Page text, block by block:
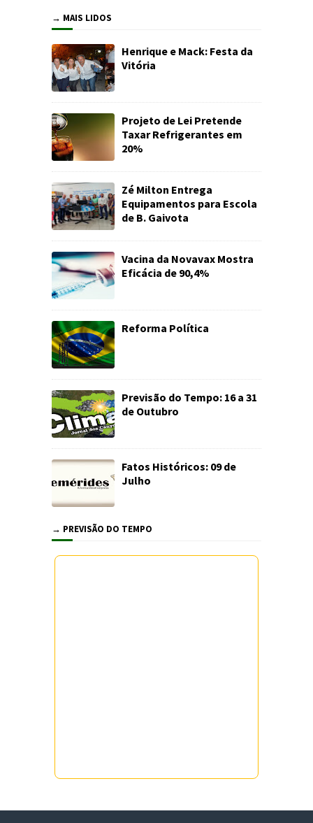
→ MAIS LIDOS
Henrique e Mack: Festa da
Vitória
Projeto de Lei Pretende
Taxar Refrigerantes em
20%
Zé Milton Entrega
Equipamentos para Escola
de B. Gaivota
Vacina da Novavax Mostra
Eficácia de 90,4%
Reforma Política
Previsão do Tempo: 16 a 31
de Outubro
Fatos Históricos: 09 de
Julho
→ PREVISÃO DO TEMPO